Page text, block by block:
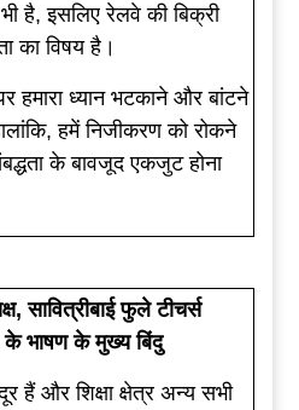
है, इसलिए रेलवे की बिक्री
का विषय है।
हमारा ध्यान भटकाने और बांटने
हमें निजीकरण को रोकने
के बावजूद एकजुट होना
सावित्रीबाई फुले टीचर्स
भाषण के मुख्य बिंदु
हैं और शिक्षा क्षेत्र अन्य सभी